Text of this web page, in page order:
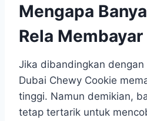
Mengapa
Rela
Jika dibandingkan
Dubai Chewy Cookie
tinggi. Namun demikian,
tetap tertarik untuk